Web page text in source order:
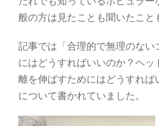
般の方は見たことも聞いたこと
記事では「合理的で無理のない
にはどうすればいいのか？ヘ
離を伸ばすためにはどうすれ
について書かれていました。